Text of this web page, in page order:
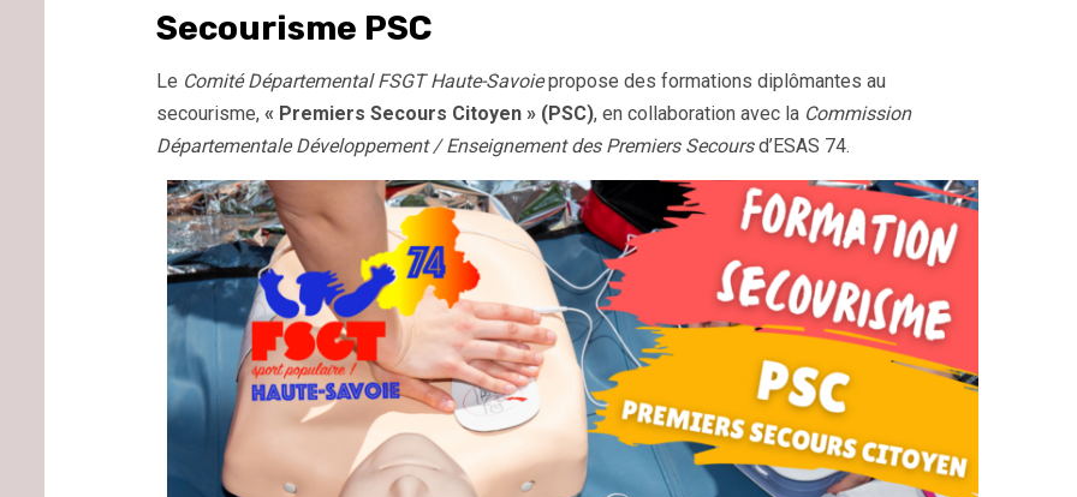
Secourisme PSC
Le Comité Départemental FSGT Haute-Savoiepropose des formations diplômantes au
secourisme,« Premiers Secours Citoyen » (PSC), en collaboration avec la Commission
Départementale Développement / Enseignement des Premiers Secoursd’ESAS 74.